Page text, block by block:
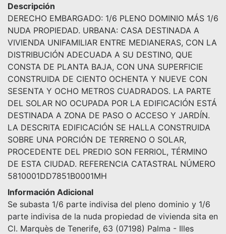
Descripción
DERECHO EMBARGADO: 1/6 PLENO DOMINIO MÁS 1/6
NUDA PROPIEDAD. URBANA: CASA DESTINADA A
VIVIENDA UNIFAMILIAR ENTRE MEDIANERAS, CON LA
DISTRIBUCIÓN ADECUADA A SU DESTINO, QUE
CONSTA DE PLANTA BAJA, CON UNA SUPERFICIE
CONSTRUIDA DE CIENTO OCHENTA Y NUEVE CON
SESENTA Y OCHO METROS CUADRADOS. LA PARTE
DEL SOLAR NO OCUPADA POR LA EDIFICACIÓN ESTÁ
DESTINADA A ZONA DE PASO O ACCESO Y JARDÍN.
LA DESCRITA EDIFICACIÓN SE HALLA CONSTRUIDA
SOBRE UNA PORCIÓN DE TERRENO O SOLAR,
PROCEDENTE DEL PREDIO SON FERRIOL, TÉRMINO
DE ESTA CIUDAD. REFERENCIA CATASTRAL NÚMERO
5810001DD7851B0001MH
Información Adicional
Se subasta 1/6 parte indivisa del pleno dominio y 1/6
parte indivisa de la nuda propiedad de vivienda sita en
Cl. Marquès de Tenerife, 63 (07198) Palma - Illes